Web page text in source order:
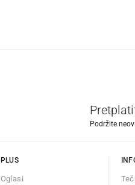
Podržite
PLUS
Oglasi